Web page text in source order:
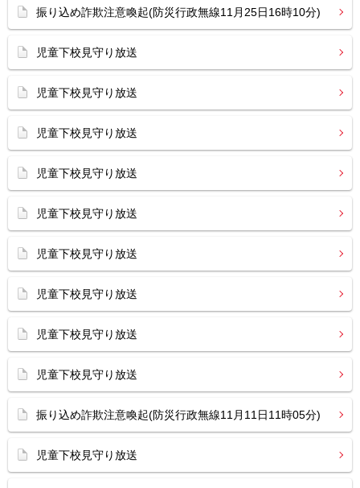
振り込め詐欺注意喚起(防災行政無線11月25日16時10分)
児童下校見守り放送
児童下校見守り放送
児童下校見守り放送
児童下校見守り放送
児童下校見守り放送
児童下校見守り放送
児童下校見守り放送
児童下校見守り放送
児童下校見守り放送
振り込め詐欺注意喚起(防災行政無線11月11日11時05分)
児童下校見守り放送